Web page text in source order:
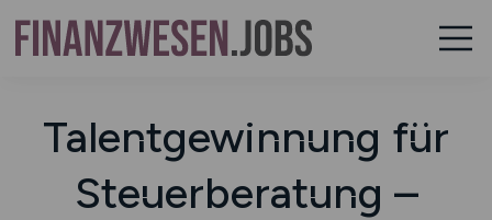
Talentgewinnung für
Steuerberatung –